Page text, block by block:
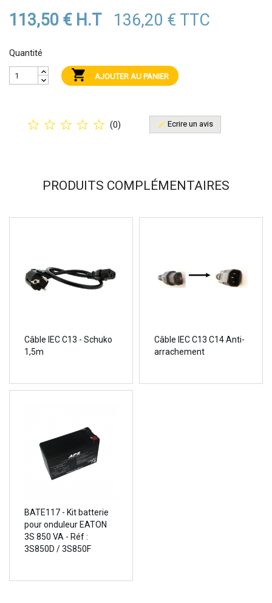
113,50 € H.T 136,20 € TTC
Quantité
 AJOUTER AU PANIER
star_border star_border star_border star_border star_border (0) edit Ecrire un avis
PRODUITS COMPLÉMENTAIRES
Câble IEC C13 - Schuko
1,5m
Câble IEC C13 C14 Anti-
arrachement
BATE117 - Kit batterie
pour onduleur EATON
3S 850 VA - Réf :
3S850D / 3S850F